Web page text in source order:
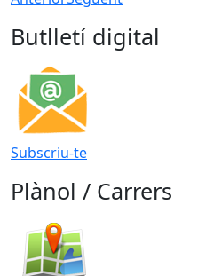
Butlletí digital
Subscriu-te
Plànol / Carrers